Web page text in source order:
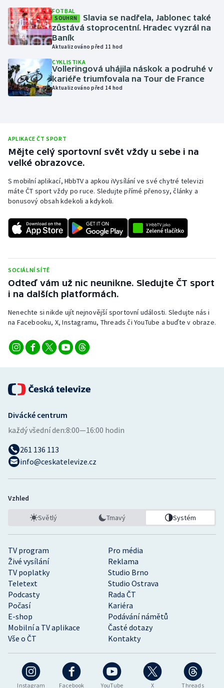
Lyže a snowboard
Moderní pětiboj
Olympijské hry
Plážový volejbal
Rychlobruslení
Rychlostní kanoistika
Sportovní střelba
Stolní tenis
Triatlon
Veslování
Vodní slalom
Volejbal
Ostatní
FOTBAL
SOUHRN
Slavia se nadřela, Jablonec také
zůstává stoprocentní. Hradec vyzrál na
Baník
Aktualizováno před 11 hod
CYKLISTIKA
Volleringová uhájila náskok a podruhé v
kariéře triumfovala na Tour de France
Aktualizováno před 14 hod
APLIKACE ČT SPORT
Mějte celý sportovní svět vždy u sebe i na
velké obrazovce.
S mobilní aplikací, HbbTV a apkou iVysílání ve své chytré televizi
máte ČT sport vždy po ruce. Sledujte přímé přenosy, články a
bonusový obsah kdekoli a kdykoli.
SOCIÁLNÍ SÍTĚ
Odteď vám už nic neunikne. Sledujte ČT sport
i na dalších platformách.
Nenechte si nikde ujít nejnovější sportovní události. Sledujte nás i
na Facebooku, X, Instagramu, Threads či YouTube a buďte v obraze.
Instagram Facebook YouTube X Threads
TV program
Pro média
Živé vysílání
Reklama
TV poplatky
Studio Brno
Teletext
Studio Ostrava
Podcasty
Rada ČT
Počasí
Kariéra
E-shop
Podávání námětů
Mobilní a TV aplikace
Časté dotazy
Vše o ČT
Kontakty
Divácké centrum
každý všední den:8:00—16:00 hodin
261 136 113
info@ceskatelevize.cz
Vzhled
Světlý Tmavý Systém